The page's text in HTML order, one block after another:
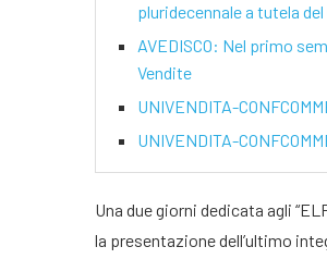
pluridecennale a tutela
AVEDISCO: Nel primo
Vendite
UNIVENDITA-
UNIVENDITA-
Una due giorni dedicata agli
la presentazione dell’ultimo